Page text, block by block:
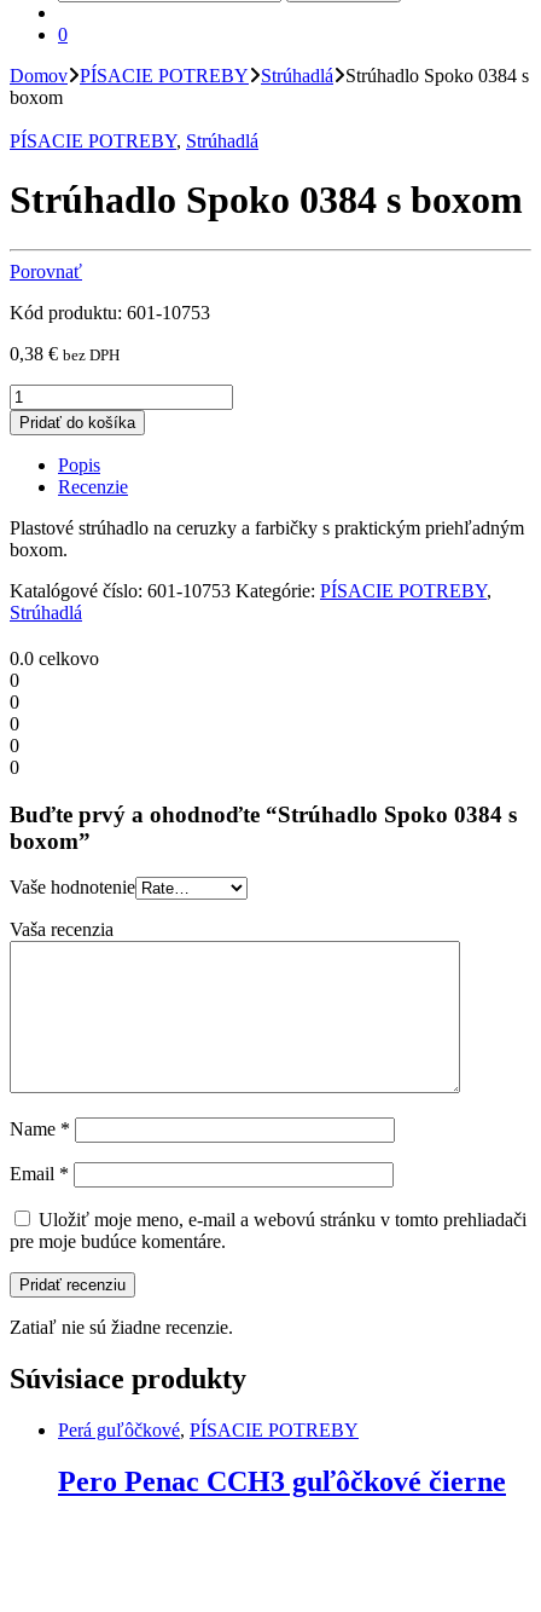
0
Domov PÍSACIE POTREBY Strúhadlá
Strúhadlo Spoko 0384 s
boxom
PÍSACIE POTREBY, Strúhadlá
Strúhadlo Spoko 0384 s boxom
Porovnať
Kód produktu: 601-10753
0,38 € bez DPH
Strúhadlo
Spoko
0384
boxom
quantity
Pridať do košíka
Popis
Recenzie
Plastové strúhadlo na ceruzky a farbičky s praktickým priehľadným
boxom.
Katalógové číslo: 601-10753 Kategórie: PÍSACIE POTREBY,
Strúhadlá
0.0 celkovo
0
0
0
0
0
Buďte prvý a ohodnoďte “Strúhadlo Spoko 0384 s
boxom”
Vaše hodnotenie
Vaša recenzia
Name *
Email *
Uložiť moje meno, e-mail a webovú stránku v tomto prehliadači
pre moje budúce komentáre.
Zatiaľ nie sú žiadne recenzie.
Súvisiace produkty
Perá guľôčkové, PÍSACIE POTREBY
Pero Penac CCH3 guľôčkové čierne